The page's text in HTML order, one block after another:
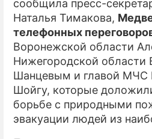
сообщила пресс-
Наталья Тимакова,
телефонных
Воронежской области
Нижегородской области
Шанцевым и главой МЧС
Шойгу, которые
борьбе с природными
эвакуации людей из